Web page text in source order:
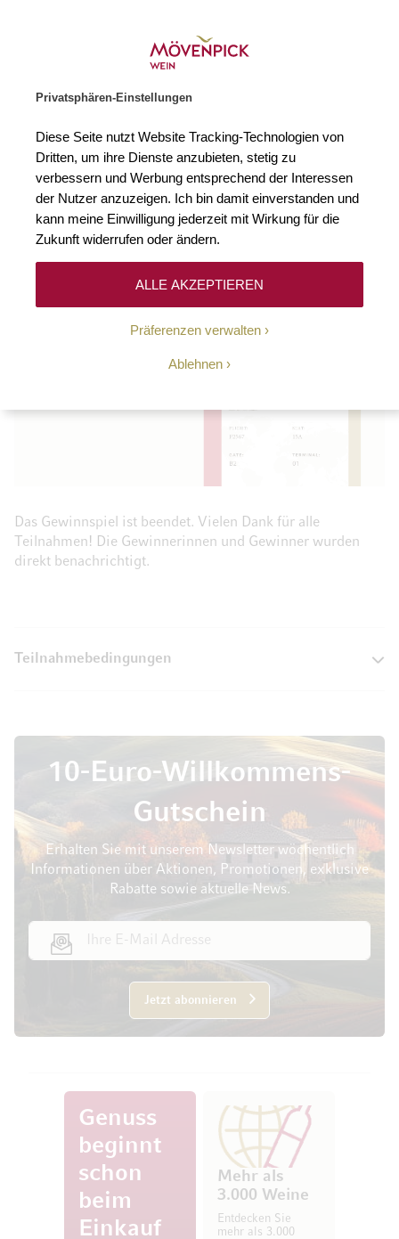
Privatsphären-Einstellungen
Diese Seite nutzt Website Tracking-Technologien von
Dritten, um ihre Dienste anzubieten, stetig zu
verbessern und Werbung entsprechend der Interessen
der Nutzer anzuzeigen. Ich bin damit einverstanden und
kann meine Einwilligung jederzeit mit Wirkung für die
Zukunft widerrufen oder ändern.
Präferenzen verwalten
Ablehnen
ALLE AKZEPTIEREN
Gewinnspiel Spanien-Weinreise
Das Gewinnspiel ist beendet. Vielen Dank für alle
Teilnahmen! Die Gewinnerinnen und Gewinner wurden
direkt benachrichtigt.
Teilnahmebedingungen
10-Euro-Willkommens-
Gutschein
Erhalten Sie mit unserem Newsletter wöchentlich
Informationen über Aktionen, Promotionen, exklusive
Rabatte sowie aktuelle News.
E-Mail Adresse
Jetzt abonnieren
Genuss
beginnt
schon
beim
Einkauf
Mehr als
3.000 Weine
Entdecken Sie
mehr als 3.000